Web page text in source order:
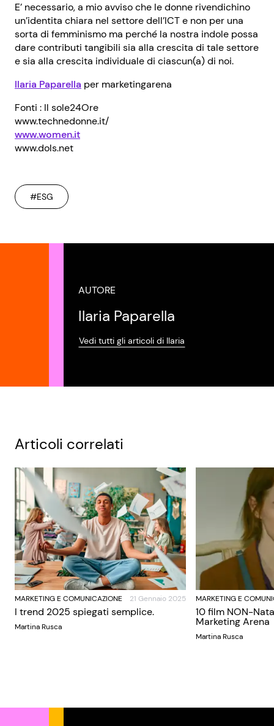
E’ necessario, a mio avviso che le donne rivendichino
un’identita chiara nel settore dell’ICT e non per una
sorta di femminismo ma perché la nostra indole possa
dare contributi tangibili sia alla crescita di tale settore
e sia alla crescita individuale di ciascun(a) di noi.
Ilaria Paparella per marketingarena
Fonti : Il sole24Ore
www.technedonne.it/
www.women.it
www.dols.net
#ESG
AUTORE
Ilaria Paparella
Vedi tutti gli articoli di Ilaria
Articoli correlati
MARKETING E COMUNICAZIONE 21 Gennaio 2025
I trend 2025 spiegati semplice.
Martina Rusca
MARKETING E
10 film NON-
Marketing Arena
Martina Rusca